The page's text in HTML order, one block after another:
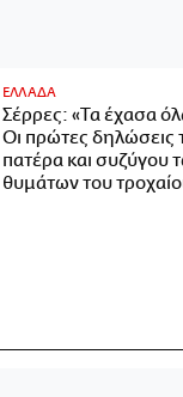
ΕΛΛΑΔΑ
Σέρρες: «Τα έχασα
Οι πρώτες δηλώσεις
πατέρα και συζύγου
θυμάτων του